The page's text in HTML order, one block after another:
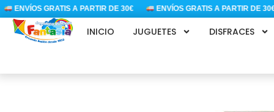
Ir
contenido
ENVÍOS GRATIS A PARTIR DE 30€ ENVÍOS GRATIS A PARTIR DE 30€
INICIO JUGUETES DISFRACES